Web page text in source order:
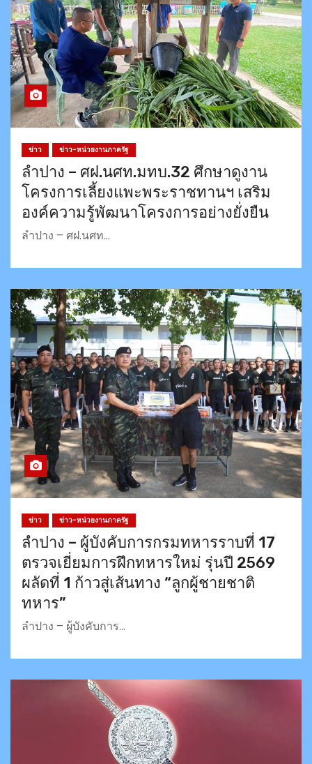
ข่าว ข่าว-หน่วยงานภาครัฐ
ลำปาง – ศฝ.นศท.มทบ.32 ศึกษาดูงาน
โครงการเลี้ยงแพะพระราชทานฯ เสริม
องค์ความรู้พัฒนาโครงการอย่างยั่งยืน
ลำปาง – ศฝ.นศท…
ข่าว ข่าว-หน่วยงานภาครัฐ
ลำปาง – ผู้บังคับการกรมทหารราบที่ 17
ตรวจเยี่ยมการฝึกทหารใหม่ รุ่นปี 2569
ผลัดที่ 1 ก้าวสู่เส้นทาง “ลูกผู้ชายชาติ
ทหาร”
ลำปาง – ผู้บังคับการ…